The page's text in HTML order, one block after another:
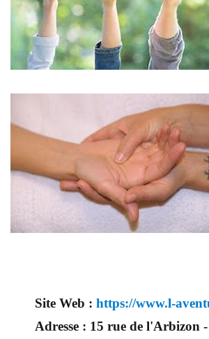
Site Web : https://www.l-
Adresse : 15 rue de l'Arbizon -